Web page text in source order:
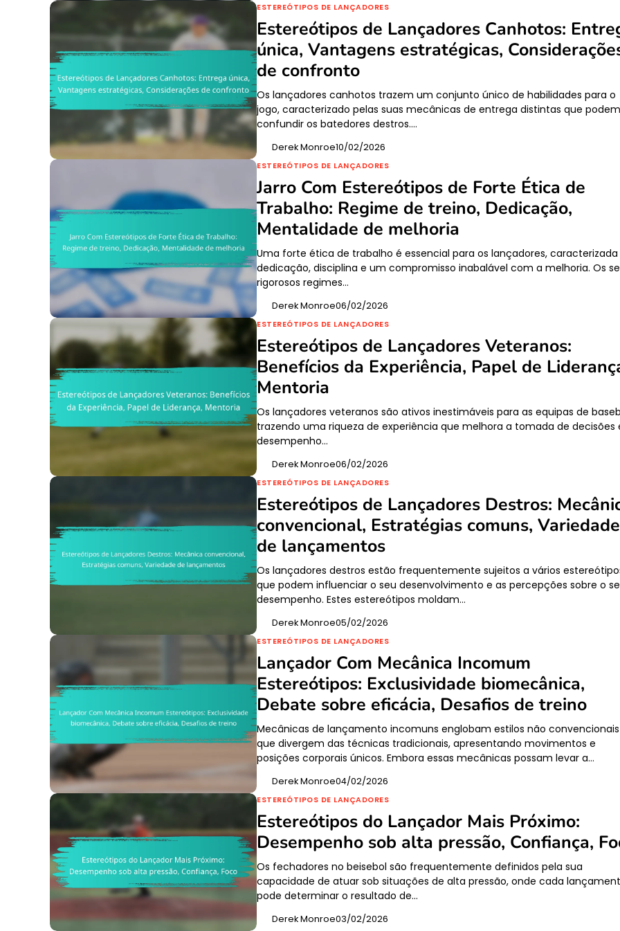
ESTEREÓTIPOS DE LANÇADORES
Estereótipos de Lançadores Canhotos:
única, Vantagens estratégicas,
de confronto
Os lançadores canhotos trazem um conjunto único de habilidades para o
jogo, caracterizado pelas suas mecânicas de entrega distintas que podem
confundir os batedores destros.…
Derek Monroe10/02/2026
ESTEREÓTIPOS DE LANÇADORES
Jarro Com Estereótipos de Forte Ética de
Trabalho: Regime de treino, Dedicação,
Mentalidade de melhoria
Uma forte ética de trabalho é essencial para os lançadores,
dedicação, disciplina e um compromisso inabalável com a melhoria. Os
rigorosos regimes…
Derek Monroe06/02/2026
ESTEREÓTIPOS DE LANÇADORES
Estereótipos de Lançadores Veteranos:
Benefícios da Experiência, Papel de
Mentoria
Os lançadores veteranos são ativos inestimáveis para as equipas de
trazendo uma riqueza de experiência que melhora a tomada de decisões
desempenho…
Derek Monroe06/02/2026
ESTEREÓTIPOS DE LANÇADORES
Estereótipos de Lançadores Destros:
convencional, Estratégias comuns, Variedade
de lançamentos
Os lançadores destros estão frequentemente sujeitos a vários
que podem influenciar o seu desenvolvimento e as percepções sobre o
desempenho. Estes estereótipos moldam…
Derek Monroe05/02/2026
ESTEREÓTIPOS DE LANÇADORES
Lançador Com Mecânica Incomum
Estereótipos: Exclusividade biomecânica,
Debate sobre eficácia, Desafios de treino
Mecânicas de lançamento incomuns englobam estilos não convencionais
que divergem das técnicas tradicionais, apresentando movimentos e
posições corporais únicos. Embora essas mecânicas possam levar a…
Derek Monroe04/02/2026
ESTEREÓTIPOS DE LANÇADORES
Estereótipos do Lançador Mais Próximo:
Desempenho sob alta pressão, Confiança,
Os fechadores no beisebol são frequentemente definidos pela sua
capacidade de atuar sob situações de alta pressão, onde cada
pode determinar o resultado de…
Derek Monroe03/02/2026